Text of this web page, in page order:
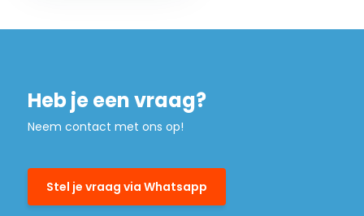
Heb je een vraag?
Neem contact met ons op!
Stel je vraag via Whatsapp